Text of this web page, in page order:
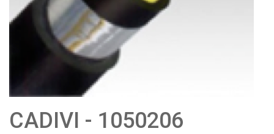
CADIVI - 1050206